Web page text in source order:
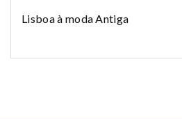
Lisboa à moda Antiga